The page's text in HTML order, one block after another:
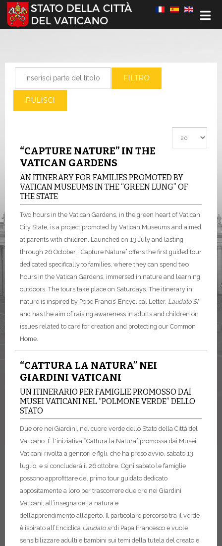
Seleziona la tua lingua
FILTRO
PULISCI
“CAPTURE NATURE” IN THE
VATICAN GARDENS
AN ITINERARY FOR FAMILIES PROMOTED BY
VATICAN MUSEUMS IN THE “GREEN LUNG” OF
THE STATE
Two hours in the Vatican Gardens, in the green heart of Vatican
City State, is a project promoted by Vatican Museums and aimed
at parents with children. Launched on 13 July and lasting
through 26 October, “Capture Nature” offers the first guided tour
dedicated specifically to families, where they can spend two
hours in the Vatican Gardens, immersed in nature and learning
outdoors. The tours take place on Saturdays. The itinerary in
nature is inspired by Pope Francis’ Encyclical Letter, Laudato Si’
and has the aim of raising awareness in adults and children on
issues related to care for creation and protecting our Common
Home.
“CATTURA LA NATURA” NEI
GIARDINI VATICANI
UN ITINERARIO PER FAMIGLIE PROMOSSO DAI
MUSEI VATICANI NEL “POLMONE VERDE” DELLO
STATO
Due ore nei Giardini, nel cuore verde dello Stato della Città del
Vaticano. È l'iniziativa “Cattura la Natura” promossa dai Musei
Vaticani rivolta a genitori e figli, che ha preso avvio, sabato 13
luglio, e si concluderà il 26 ottobre. Ogni sabato le famiglie
possono approfittare del primo tour guidato dedicato
appositamente a loro per trascorrere due ore nei Giardini
Vaticani, all’insegna della natura e
dell’apprendimento all’aperto. Il particolare percorso tra il verde
è ispirato all’Enciclica Laudato sì'di Papa Francesco e vuole
sensibilizzare adulti e bambini sui temi della tutela del creato e